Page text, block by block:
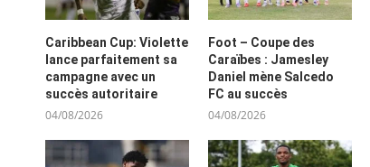
Caribbean Cup: Violette
lance parfaitement sa
campagne avec un
succès autoritaire
04/08/2026
Foot – Coupe des
Caraïbes : Jamesley
Daniel mène Salcedo
FC au succès
04/08/2026